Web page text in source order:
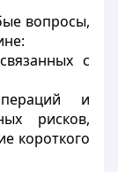
вопросы,
с
и
рисков,
короткого